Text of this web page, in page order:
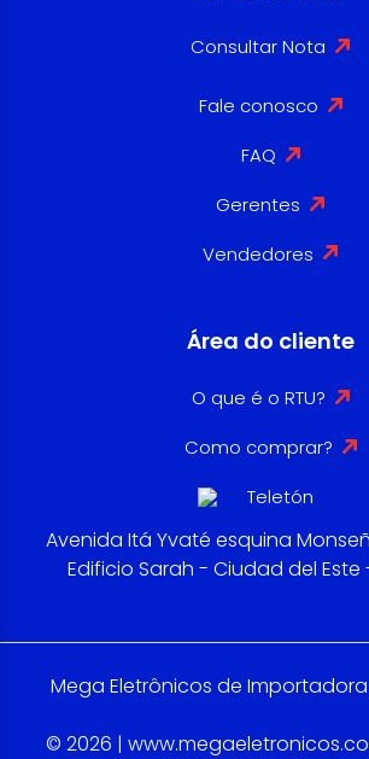
Consultar Nota
Fale conosco
FAQ
Gerentes
Vendedores
Área do cliente
O que é o RTU?
Como comprar?
Avenida Itá Yvaté esquina
Edificio Sarah - Ciudad del
Mega Eletrônicos de Importadora
© 2026 |